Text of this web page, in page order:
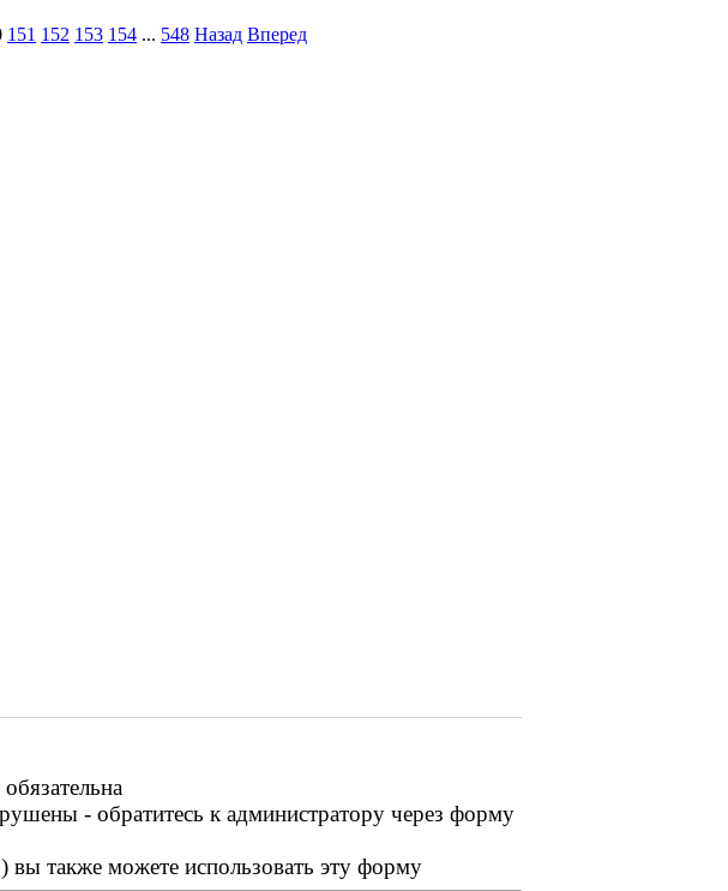
151 152 153 154 ... 548 Назад Вперед
- обратитесь к администратору через форму
вы также можете использовать эту форму